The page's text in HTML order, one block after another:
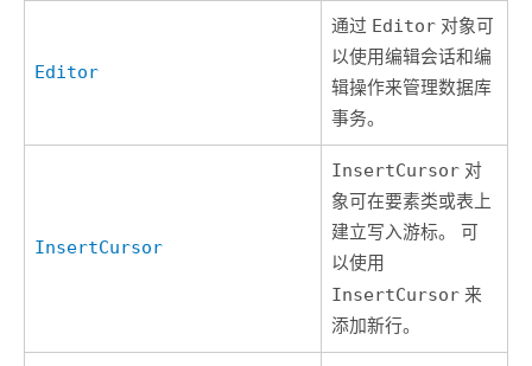
Editor
通过 Editor 对象可
以使用编辑会话和编
辑操作来管理数据库
事务。
InsertCursor
InsertCursor 对
象可在要素类或表上
建立写入游标。 可
以使用
InsertCursor 来
添加新行。